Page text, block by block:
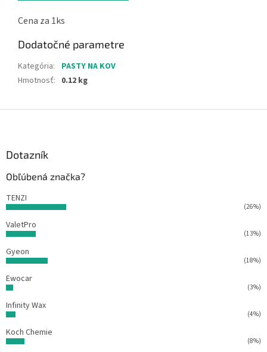
Cena za 1ks
Dodatočné parametre
Kategória:
PASTY NA KOV
Hmotnosť: 0.12 kg
Dotazník
Obľúbená značka?
TENZI
(26%)
ValetPro
(13%)
Gyeon
(18%)
Ewocar
(3%)
Infinity Wax
(4%)
Koch Chemie
(8%)